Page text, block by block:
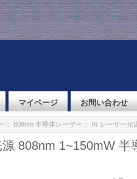
マイページ お問い合わせ
:: 808nm 半導体レーザー :: IR レーザー光
808nm 1~150mW